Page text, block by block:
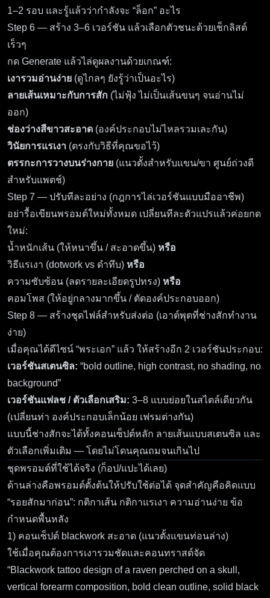
1–2 รอบ และรู้แล้วว่ากำลังจะ “ล็อก” อะไร
Step 6 — สร้าง 3–6 เวอร์ชัน แล้วเลือกตัวชนะด้วยเช็กลิสต์
เร็วๆ
กด Generate แล้วไล่ดูผลงานด้วยเกณฑ์:
เงารวมอ่านง่าย (ดูไกลๆ ยังรู้ว่าเป็นอะไร)
ลายเส้นเหมาะกับการสัก (ไม่ฟุ้ง ไม่เป็นเส้นขนๆ จนอ่านไม่
ออก)
ช่องว่างสีขาวสะอาด (องค์ประกอบไม่ไหลรวมเละกัน)
วินัยการแรเงา (ตรงกับวิธีที่คุณขอไว้)
ตรรกะการวางบนร่างกาย (แนวตั้งสำหรับแขน/ขา ศูนย์ถ่วงดี
สำหรับแพตช์)
Step 7 — ปรับทีละอย่าง (กฎการไล่เวอร์ชันแบบมืออาชีพ)
อย่ารื้อเขียนพรอมต์ใหม่ทั้งหมด เปลี่ยนทีละตัวแปรแล้วค่อยกด
ใหม่:
น้ำหนักเส้น (ให้หนาขึ้น / สะอาดขึ้น) หรือ
วิธีแรเงา (dotwork vs ดำทึบ) หรือ
ความซับซ้อน (ลดรายละเอียดรูปทรง) หรือ
คอมโพส (ให้อยู่กลางมากขึ้น / ตัดองค์ประกอบออก)
Step 8 — สร้างชุดไฟล์สำหรับส่งต่อ (เอาต์พุตที่ช่างสักทำงาน
ง่าย)
เมื่อคุณได้ดีไซน์ “พระเอก” แล้ว ให้สร้างอีก 2 เวอร์ชันประกอบ:
เวอร์ชันสเตนซิล: “bold outline, high contrast, no shading, no
background”
เวอร์ชันแฟลช / ตัวเลือกเสริม: 3–8 แบบย่อยในสไตล์เดียวกัน
(เปลี่ยนท่า องค์ประกอบเล็กน้อย เฟรมต่างกัน)
แบบนี้ช่างสักจะได้ทั้งคอนเซ็ปต์หลัก ลายเส้นแบบสเตนซิล และ
ตัวเลือกเพิ่มเติม — โดยไม่โดนคุณถมจนเกินไป
ชุดพรอมต์ที่ใช้ได้จริง (ก็อป/แปะได้เลย)
ด้านล่างคือพรอมต์ตั้งต้นให้ปรับใช้ต่อได้ จุดสำคัญคือคิดแบบ
“รอยสักมาก่อน”: กติกาเส้น กติกาแรเงา ความอ่านง่าย ข้อ
กำหนดพื้นหลัง
1) คอนเซ็ปต์ blackwork สะอาด (แนวตั้งแขนท่อนล่าง)
ใช้เมื่อคุณต้องการเงารวมชัดและคอนทราสต์จัด
“Blackwork tattoo design of a raven perched on a skull,
vertical forearm composition, bold clean outline, solid black